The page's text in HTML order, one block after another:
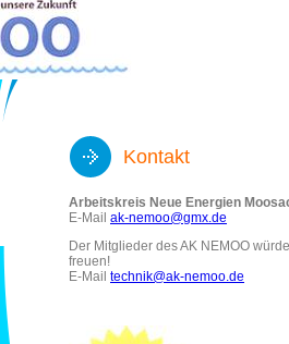
Kontakt
Arbeitskreis Neue Energien
E-Mail ak-nemoo@gmx.de
Der Mitglieder des AK NEMOO
freuen!
E-Mail technik@ak-nemoo.de